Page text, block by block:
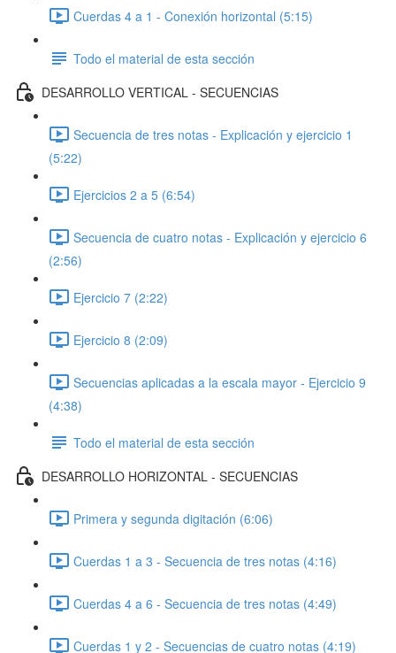
Cuerdas 4 a 1 - Conexión horizontal (5:15)
Todo el material de esta sección
DESARROLLO VERTICAL - SECUENCIAS
Secuencia de tres notas - Explicación y ejercicio 1
(5:22)
Ejercicios 2 a 5 (6:54)
Secuencia de cuatro notas - Explicación y ejercicio 6
(2:56)
Ejercicio 7 (2:22)
Ejercicio 8 (2:09)
Secuencias aplicadas a la escala mayor - Ejercicio 9
(4:38)
Todo el material de esta sección
DESARROLLO HORIZONTAL - SECUENCIAS
Primera y segunda digitación (6:06)
Cuerdas 1 a 3 - Secuencia de tres notas (4:16)
Cuerdas 4 a 6 - Secuencia de tres notas (4:49)
Cuerdas 1 y 2 - Secuencias de cuatro notas (4:19)